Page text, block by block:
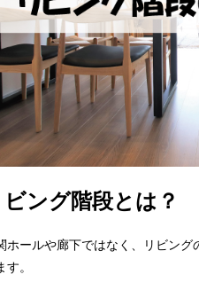
ビング階段とは？
ホールや廊下ではなく、リビン
す。